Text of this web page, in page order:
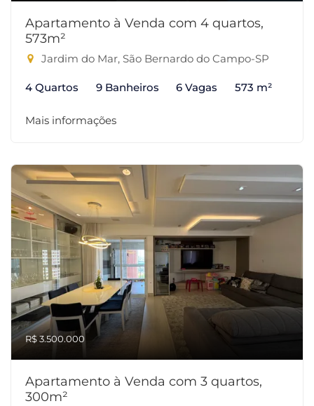
Apartamento à Venda com 4 quartos,
573m²
Jardim do Mar, São Bernardo do Campo-SP
4 Quartos 9 Banheiros 6 Vagas 573 m²
Mais informações
R$ 3.500.000
Apartamento à Venda com 3 quartos,
300m²